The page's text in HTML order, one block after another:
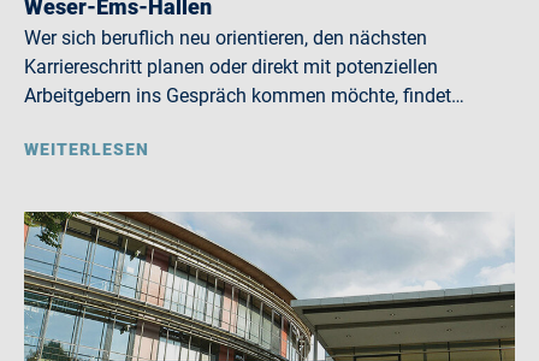
Weser-Ems-Hallen
Wer sich beruflich neu orientieren, den nächsten
Karriereschritt planen oder direkt mit potenziellen
Arbeitgebern ins Gespräch kommen möchte, findet…
WEITERLESEN